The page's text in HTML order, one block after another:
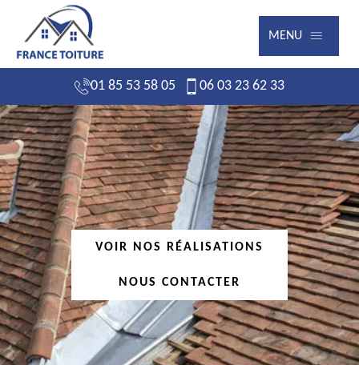
MENU
01 85 53 58 05 06 03 23 62 33
VOIR NOS RÉALISATIONS
NOUS CONTACTER